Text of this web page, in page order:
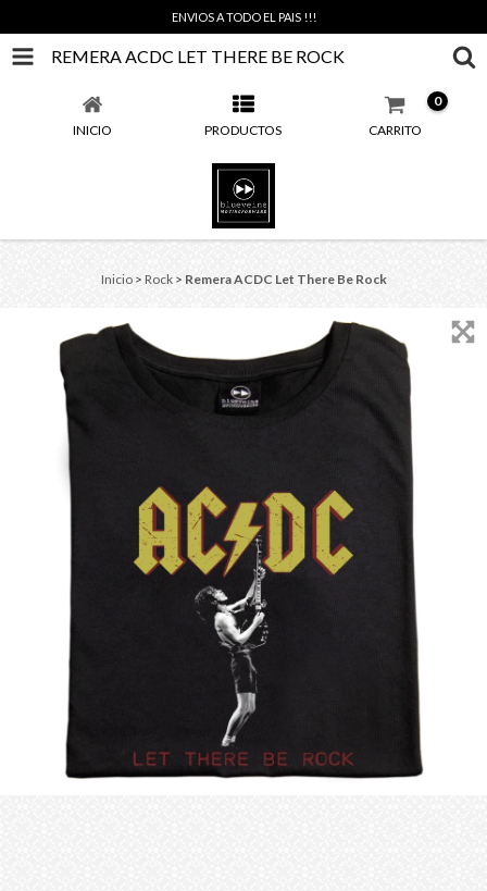
ENVIOS A TODO EL PAIS !!!
REMERA ACDC LET THERE BE ROCK
INICIO PRODUCTOS CARRITO
0
Inicio > Rock > Remera ACDC Let There Be Rock